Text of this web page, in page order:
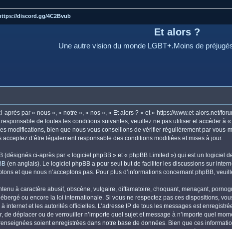
discord.gg/4C2Bvub
Et alors ?
Une autre vision du monde LGBT+.Moins de
après par « nous », « notre », « nos », « Et alors ? » et « https://www.et-alors.net/
de toutes les conditions suivantes, veuillez ne pas utiliser et accéder à
modifications, bien que nous vous conseillons de vérifier régulièrement par vous-
d’être légalement responsable des conditions modifiées et mises à jour.
(désignés ci-après par « logiciel phpBB » et « phpBB Limited ») qui est un logiciel
(en anglais). Le logiciel phpBB a pour seul but de faciliter les discussions sur
et que nous n’acceptons pas. Pour plus d’informations concernant phpBB,
à caractère abusif, obscène, vulgaire, diffamatoire, choquant, menaçant,
ou encore la loi internationale. Si vous ne respectez pas ces dispositions,
internet et les autorités officielles. L’adresse IP de tous les messages est
de déplacer ou de verrouiller n’importe quel sujet et message à n’importe quel
soient enregistrées dans notre base de données. Bien que ces